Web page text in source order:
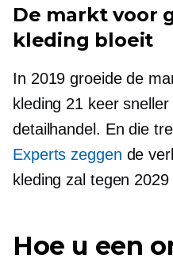
De markt voor
kleding bloeit
In 2019 groeide de
kleding 21 keer
detailhandel. En die
Experts zeggen de
kleding zal tegen
Hoe u een